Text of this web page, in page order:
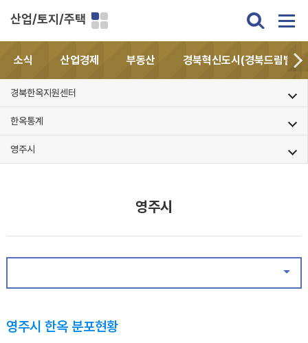
산업/토지/주택
소식 산업경제 부동산 경북혁신도시(경북드림밸리)
경북한옥지원센터
한옥통계
영주시
영주시
영주시 한옥 분포현황